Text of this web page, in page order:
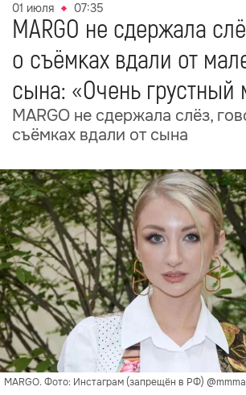
01 июля 07:35
MARGO не сдержала
о съёмках вдали от
сына: «Очень грустный
MARGO не сдержала слёз,
съёмках вдали от сына
MARGO. Фото: Инстаграм (запрещён в РФ)